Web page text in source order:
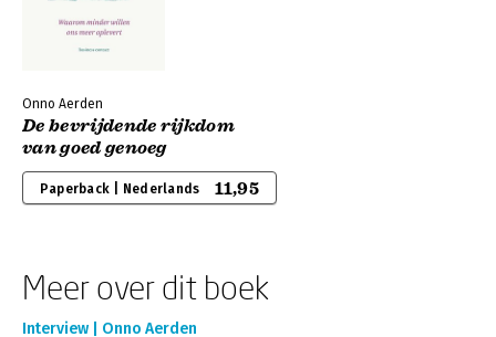
Onno Aerden
De bevrijdende rijkdom
van goed genoeg
Paperback | Nederlands 11,95
Meer over dit boek
Interview | Onno Aerden